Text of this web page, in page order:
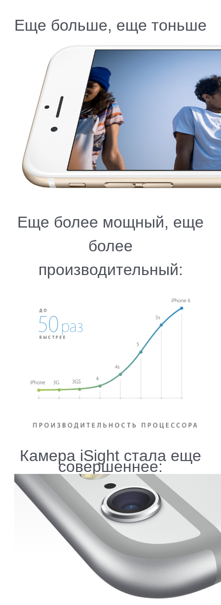
Еще больше, еще тоньше
Еще более мощный, еще
более
производительный:
Камера iSight стала еще
совершеннее: